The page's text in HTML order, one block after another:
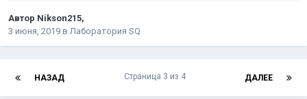
Автор Nikson215,
3 июня, 2019 в Лаборатория SQ
НАЗАД ДАЛЕЕ
Страница 3 из 4